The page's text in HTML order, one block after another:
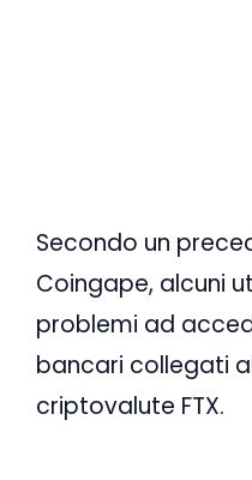
Secondo un
Coingape, alcuni
problemi ad
bancari collegati
criptovalute FTX.